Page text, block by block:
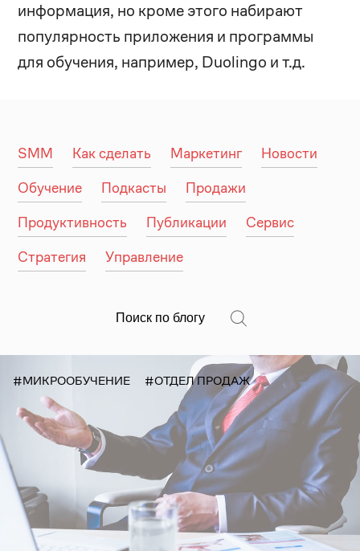
информация, но кроме этого набирают
популярность приложения и программы
для обучения, например, Duolingo и т.д.
SMM Как сделать Маркетинг
Новости
Обучение
Подкасты
Продажи
Продуктивность
Публикации
Сервис
Стратегия
Управление
#МИКРООБУЧЕНИЕ #ОТДЕЛ ПРОДАЖ